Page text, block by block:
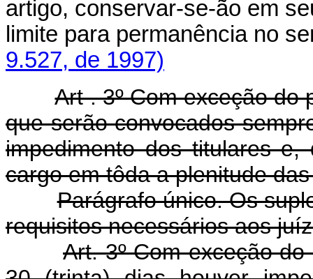
artigo, conservar-se-ão em
limite para permanência
9.527, de 1997)
Art . 3º Com exceção do
que serão convocados
impedimento dos titulares
cargo em tôda a plenitude
Parágrafo único. Os
requisitos necessários aos
Art. 3º Com exceção